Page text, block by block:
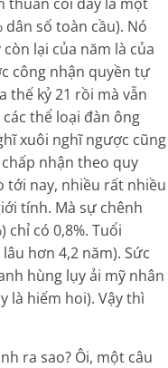
số toàn cầu). Nó
lại của năm là của
công nhận quyền tự
thế kỷ 21 rồi mà vẫn
thể loại đàn ông
xuôi nghĩ ngược cũng
nhận theo quy
tới nay, nhiều rất nhiều
tính. Mà sự chênh
chỉ có 0,8%. Tuổi
hơn 4,2 năm). Sức
hùng lụy ải mỹ nhân
là hiếm hoi). Vậy thì
ra sao? Ôi, một câu